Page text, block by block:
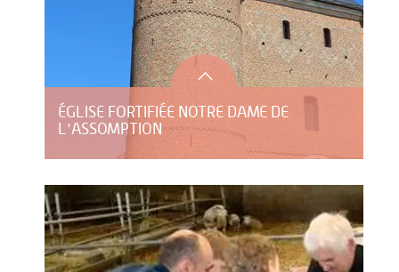
ÉGLISE FORTIFIÉE NOTRE DAME DE
L'ASSOMPTION